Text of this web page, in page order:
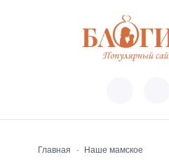
Главная Наше мамское